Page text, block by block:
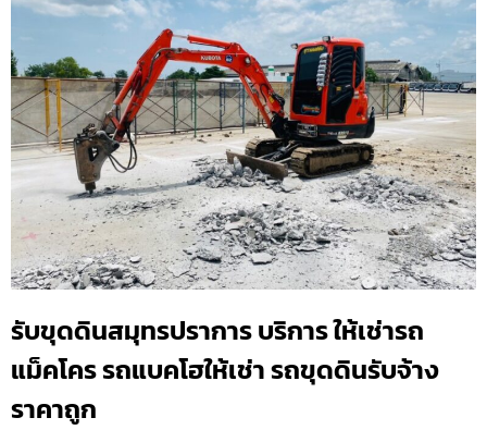
รับขุดดินสมุทรปราการ บริการ ให้เช่ารถ
แม็คโคร รถแบคโฮให้เช่า รถขุดดินรับจ้าง
ราคาถูก